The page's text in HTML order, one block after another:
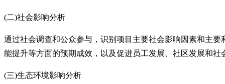
(二)社会影响分析
通过社会调查和公众参与，识别项目主要社会影响因素和主
能提升等方面的预期成效，以及促进员工发展、社区发展和
(三)生态环境影响分析